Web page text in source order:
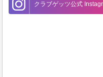
クラブゲッツ公式